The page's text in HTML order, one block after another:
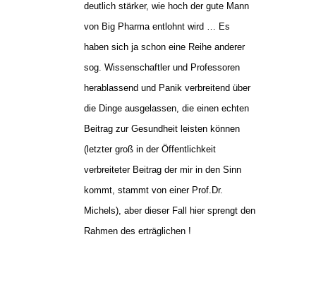
deutlich stärker, wie hoch der gute Mann
von Big Pharma entlohnt wird … Es
haben sich ja schon eine Reihe anderer
sog. Wissenschaftler und Professoren
herablassend und Panik verbreitend über
die Dinge ausgelassen, die einen echten
Beitrag zur Gesundheit leisten können
(letzter groß in der Öffentlichkeit
verbreiteter Beitrag der mir in den Sinn
kommt, stammt von einer Prof.Dr.
Michels), aber dieser Fall hier sprengt den
Rahmen des erträglichen !